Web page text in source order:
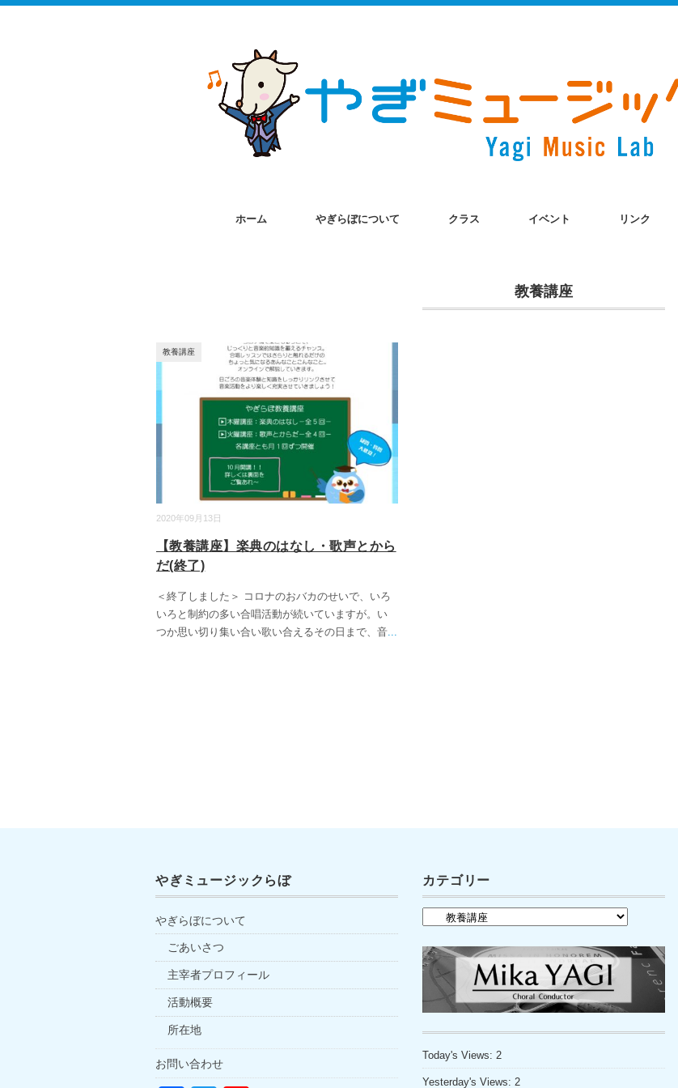
ホーム やぎらぼについて クラス イベント リンク
教養講座
2020年09月13日
教養講座
【教養講座】楽典のはなし・歌声とから
だ(終了)
＜終了しました＞ コロナのおバカのせいで、いろ
いろと制約の多い合唱活動が続いていますが。い
つか思い切り集い合い歌い合えるその日まで、音...
やぎミュージックらぼ
やぎらぼについて
ごあいさつ
主宰者プロフィール
活動概要
所在地
お問い合わせ
カテゴリー
ゴ
ー
Today's Views: 2
Yesterday's Views: 2